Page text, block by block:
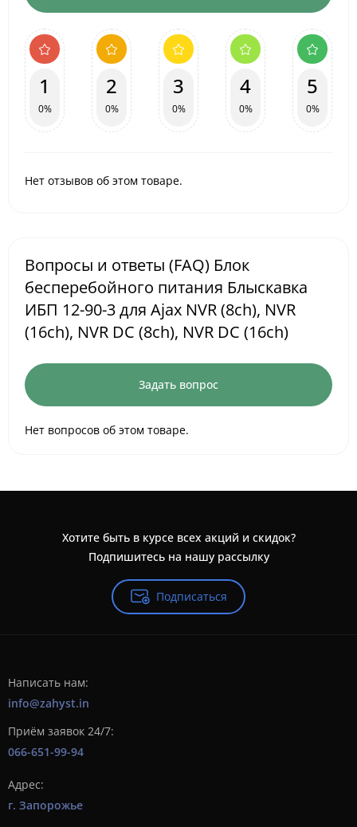
1
0%
2
0%
3
0%
4
0%
5
0%
Нет отзывов об этом товаре.
Вопросы и ответы (FAQ) Блок
бесперебойного питания Блыскавка
ИБП 12-90-3 для Ajax NVR (8ch), NVR
(16ch), NVR DC (8ch), NVR DC (16ch)
Задать вопрос
Нет вопросов об этом товаре.
Хотите быть в курсе всех акций и скидок?
Подпишитесь на нашу рассылку
Подписаться
Написать нам:
info@zahyst.in
Приём заявок 24/7:
066-651-99-94
Адрес:
г. Запорожье